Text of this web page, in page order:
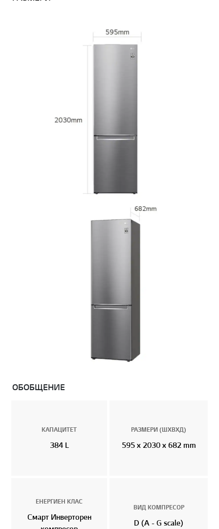
ОБОБЩЕНИЕ
КАПАЦИТЕТ
384 L
РАЗМЕРИ (ШХВXД)
595 x 2030 x 682 mm
ЕНЕРГИЕН КЛАС
Смарт Инверторен
ВИД КОМПРЕСОР
D (A - G scale)